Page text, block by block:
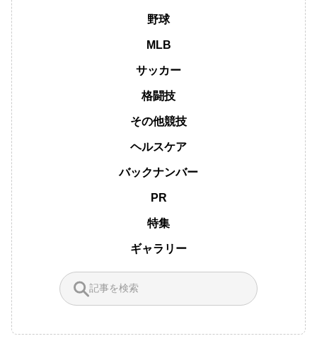
野球
MLB
サッカー
格闘技
その他競技
ヘルスケア
バックナンバー
PR
特集
ギャラリー